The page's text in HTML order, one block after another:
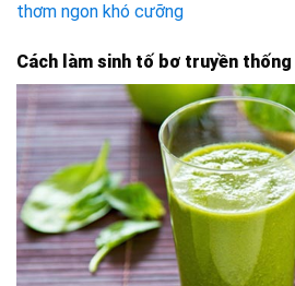
thơm ngon khó cưỡng
Cách làm sinh tố bơ truyền thống